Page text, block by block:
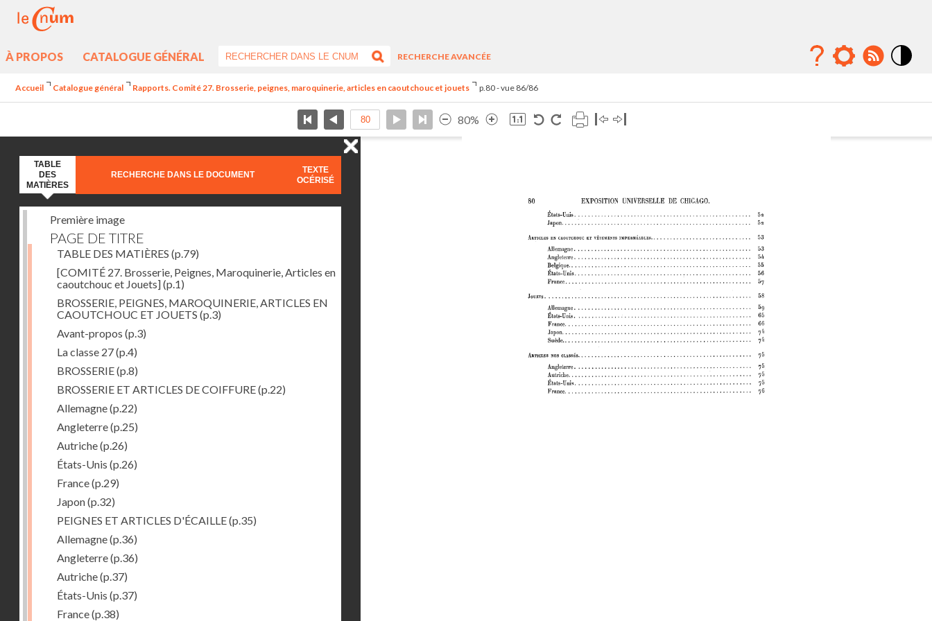
À PROPOS CATALOGUE GÉNÉRAL
RECHERCHE AVANCÉE
Accueil Catalogue général Rapports. Comité 27. Brosserie, peignes, maroquinerie, articles en caoutchouc et jouets p.80 - vue 86/86
80%
TABLE
DES
MATIÈRES
RECHERCHE DANS LE DOCUMENT
TEXTE
OCÉRISÉ
Première image
PAGE DE TITRE
TABLE DES MATIÈRES (p.79)
[COMITÉ 27. Brosserie, Peignes, Maroquinerie, Articles en
caoutchouc et Jouets](p.1)
BROSSERIE, PEIGNES, MAROQUINERIE, ARTICLES EN
CAOUTCHOUC ET JOUETS (p.3)
Avant-propos (p.3)
La classe 27(p.4)
BROSSERIE(p.8)
BROSSERIE ET ARTICLES DE COIFFURE(p.22)
Allemagne(p.22)
Angleterre(p.25)
Autriche(p.26)
États-Unis (p.26)
France(p.29)
Japon(p.32)
PEIGNES ET ARTICLES D'ÉCAILLE(p.35)
Allemagne(p.36)
Angleterre(p.36)
Autriche(p.37)
États-Unis (p.37)
France(p.38)